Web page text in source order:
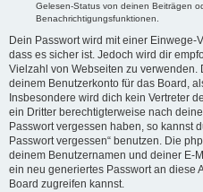
Gelesen-Status von deinen Beiträgen
Benachrichtigungsfunktionen.
Dein Passwort wird mit einer
dass es sicher ist. Jedoch wird dir
Vielzahl von Webseiten zu verwenden.
deinem Benutzerkonto für das Board,
Insbesondere wird dich kein Vertreter
ein Dritter berechtigterweise nach
Passwort vergessen haben, so kannst
Passwort vergessen“ benutzen. Die
deinem Benutzernamen und deiner E-
ein neu generiertes Passwort an diese
Board zugreifen kannst.